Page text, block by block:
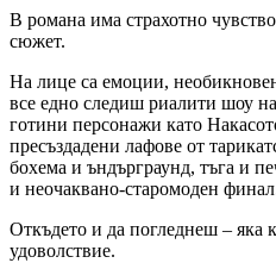
В романа има страхотно
сюжет.
На лице са емоции,
все едно следиш риалити шоу
готини персонажи като
пресъздадени лафове от
бохема и ъндърграунд, тъга и
и неочаквано-старомоден
Откъдето и да погледнеш – яка
удоволствие.